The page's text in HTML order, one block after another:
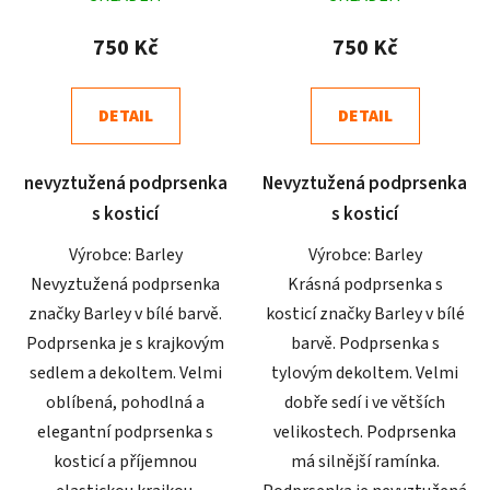
hodnocení
produktu
5,0
z
hvězdiček.
750 Kč
DETAIL
nevyztužená podprsenka
s kosticí
Výrobce: Barley
Nevyztužená podprsenka
značky Barley v bílé barvě.
Podprsenka je s krajkovým
sedlem a dekoltem. Velmi
oblíbená, pohodlná a
elegantní podprsenka s
kosticí a příjemnou
hodnocení
produktu
5,0
z
hvězdiček.
750 Kč
DETAIL
Nevyztužená podprsenka
s kosticí
Výrobce: Barley
Krásná podprsenka s
kosticí značky Barley v bílé
barvě. Podprsenka s
tylovým dekoltem. Velmi
dobře sedí i ve větších
velikostech. Podprsenka
má silnější ramínka.